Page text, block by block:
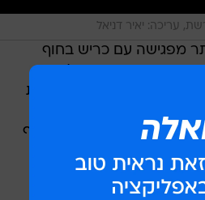
עריכה: יאיר דניאל
מפגישה עם כריש בחוף
בו אנו אמורים להיות
מספר דייגים מארצות
שכן: פגישה עם תריסר
במיוחד, שהתרסקו אל החוף
של מאות דגי אבו נפחא.
את הסרטון המרשים, הגיע